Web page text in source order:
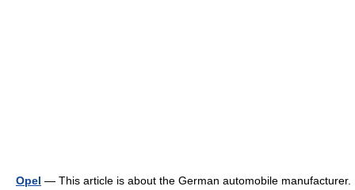
Opel — This article is about the German automobile manufacturer.